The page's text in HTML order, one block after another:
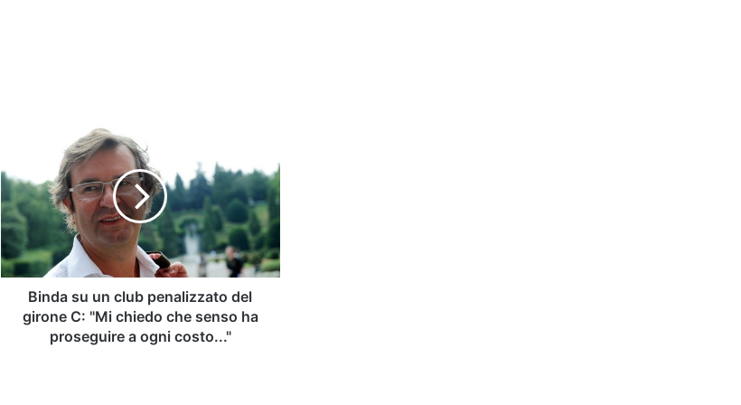
club
penalizzato
del
girone
C:
"Mi
chiedoBinda su un club penalizzato del
girone C: "Mi chiedo che senso ha
proseguire a ogni costo..."